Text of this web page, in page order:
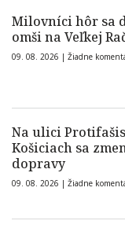
Milovníci hôr sa
omši na Veľkej
09. 08. 2026 | Žiadne
Na ulici
Košiciach sa
dopravy
09. 08. 2026 | Žiadne